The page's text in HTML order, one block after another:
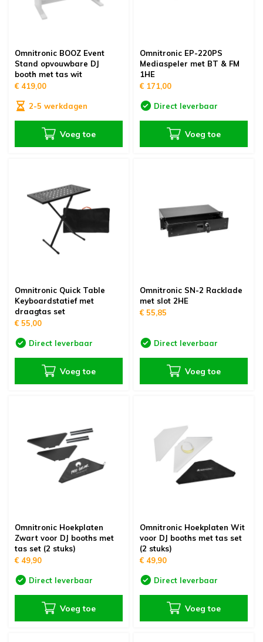
Omnitronic BOOZ Event
Stand opvouwbare DJ
booth met tas wit
€ 419,00
2-5 werkdagen
Voeg toe
Omnitronic EP-220PS
Mediaspeler met BT & FM
1HE
€ 171,00
Direct leverbaar
Voeg toe
Omnitronic Quick Table
Keyboardstatief met
draagtas set
€ 55,00
Direct leverbaar
Voeg toe
Omnitronic SN-2 Racklade
met slot 2HE
€ 55,85
Direct leverbaar
Voeg toe
Omnitronic Hoekplaten
Zwart voor DJ booths met
tas set (2 stuks)
€ 49,90
Direct leverbaar
Voeg toe
Omnitronic Hoekplaten Wit
voor DJ booths met tas set
(2 stuks)
€ 49,90
Direct leverbaar
Voeg toe